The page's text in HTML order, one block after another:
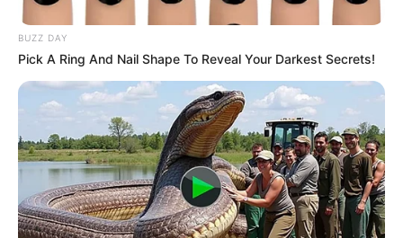
BUZZ DAY
Pick A Ring And Nail Shape To Reveal Your Darkest Secrets!